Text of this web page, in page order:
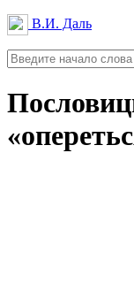
В.И. Даль